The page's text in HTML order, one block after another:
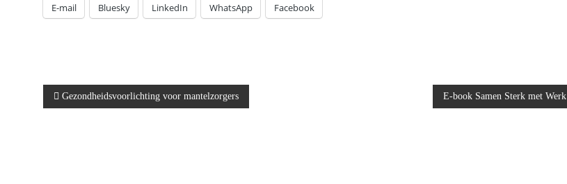
E-mail Bluesky LinkedIn WhatsApp Facebook
B Gezondheidsvoorlichting voor mantelzorgers E-book Samen Sterk met Werk